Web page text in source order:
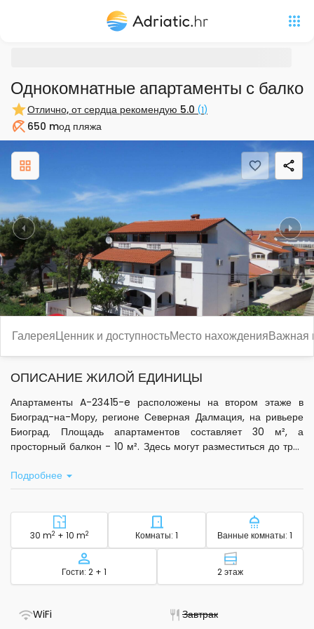
Однокомнатные апартаменты с
Отлично, от сердца рекомендую 5.0 (1)
Пляж650 mод пляжа
Previous Next
ГалереяЦенник и доступностьМесто нахожденияВажная
ОПИСАНИЕ ЖИЛОЙ ЕДИНИЦЫ
Апартаменты A-23415-e расположены на втором этаже в
Биоград-на-Мору, регионе Северная Далмация, на ривьере
Биоград. Площадь апартаментов составляет 30 м², а
просторный балкон - 10 м². Здесь могут разместиться до трёх
распоряжении гостей - кондиционер на кухне, стандартный
Wi-Fi и спутниковое телевидение.
Кухня оборудована всем необходимым для самостоятельного
приготовления пищи: есть микроволновая печь, электрический
чайник, кофемашина и базовая посуда. В ванной комнате
предоставляются туалетные принадлежности и полотенца.
Для удобства гостей - постельное бельё, фен, утюг с
бесплатная частная парковка и фиксированный гриль.
Апартаменты подходят для размещения с домашними
Подробнее
Район - размещение
30 m2 + 10 m2 Количество спален -
Комнаты: 1 Ванные комнаты: 1
Вместимость
Гости: 2 + 1 Этаж -
2 этаж
WiFi Завтрак- Не доступно